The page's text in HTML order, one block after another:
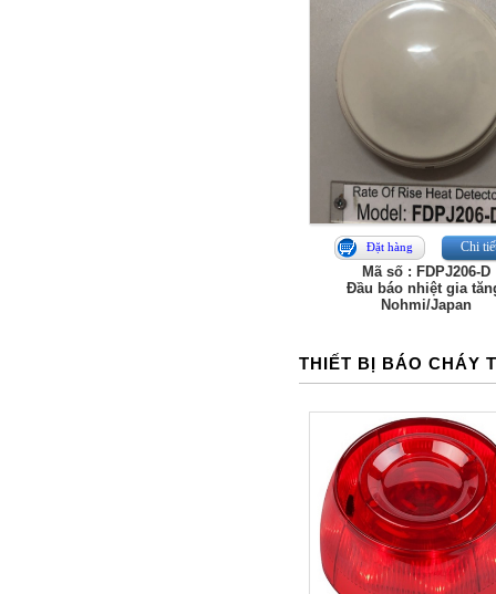
Đặt hàng Chi
Mã số : FDPJ206-D
Đầu báo nhiệt gia
Nohmi/Japan
THIẾT BỊ BÁO CHÁY